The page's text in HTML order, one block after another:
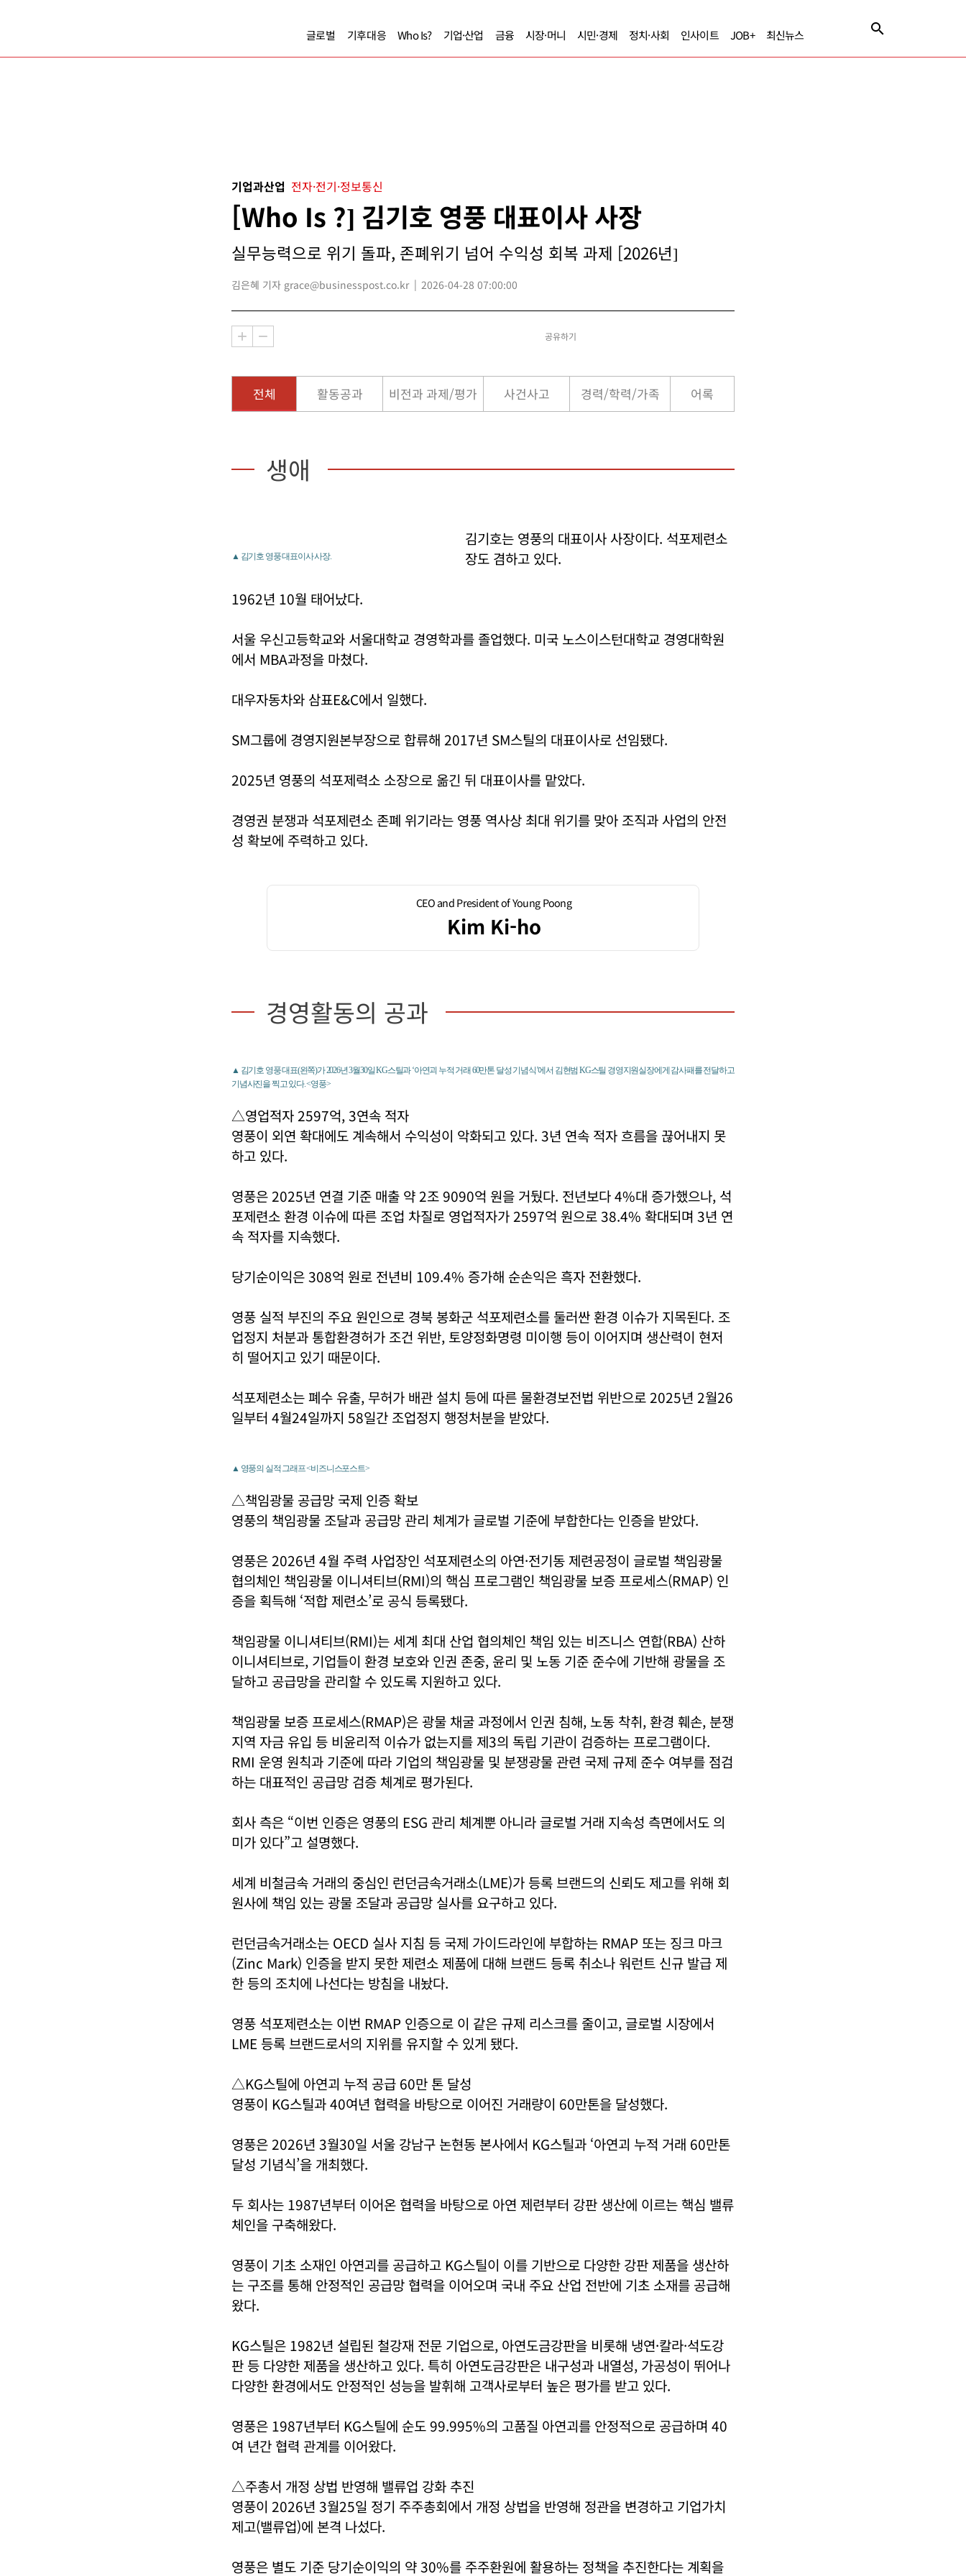
글로벌 기후대응 Who Is? 기업·산업 금융 시장·머니 시민·경제 정치·사회 인사이트 JOB+ 최신뉴스
기업과산업 전자·전기·정보통신
[Who Is ?] 김기호 영풍 대표이사 사장
실무능력으로 위기 돌파, 존폐위기 넘어 수익성 회복 과제 [2026년]
김은혜 기자 grace@businesspost.co.kr 2026-04-28 07:00:00
공유하기
전체 활동공과 비전과 과제/평가 사건사고 경력/학력/가족 어록
생애
▲ 김기호 영풍 대표이사 사장.
김기호는 영풍의 대표이사 사장이다. 석포제련소
장도 겸하고 있다.
1962년 10월 태어났다.
서울 우신고등학교와 서울대학교 경영학과를 졸업했다. 미국 노스이스턴대학교 경영대학원
에서 MBA과정을 마쳤다.
대우자동차와 삼표E&C에서 일했다.
SM그룹에 경영지원본부장으로 합류해 2017년 SM스틸의 대표이사로 선임됐다.
2025년 영풍의 석포제력소 소장으로 옮긴 뒤 대표이사를 맡았다.
경영권 분쟁과 석포제련소 존폐 위기라는 영풍 역사상 최대 위기를 맞아 조직과 사업의 안전
성 확보에 주력하고 있다.
CEO and President of Young Poong
Kim Ki-ho
경영활동의 공과
▲ 김기호 영풍 대표(왼쪽)가 2026년 3월30일 KG스틸과 ‘아연괴 누적 거래 60만톤 달성 기념식’에서 김현범 KG스틸 경영지원실장에게 감사패를 전달하고
기념사진을 찍고 있다. <영풍>
△영업적자 2597억, 3연속 적자
영풍이 외연 확대에도 계속해서 수익성이 악화되고 있다. 3년 연속 적자 흐름을 끊어내지 못
하고 있다.
영풍은 2025년 연결 기준 매출 약 2조 9090억 원을 거뒀다. 전년보다 4%대 증가했으나, 석
포제련소 환경 이슈에 따른 조업 차질로 영업적자가 2597억 원으로 38.4% 확대되며 3년 연
속 적자를 지속했다.
당기순이익은 308억 원로 전년비 109.4% 증가해 순손익은 흑자 전환했다.
영풍 실적 부진의 주요 원인으로 경북 봉화군 석포제련소를 둘러싼 환경 이슈가 지목된다. 조
업정지 처분과 통합환경허가 조건 위반, 토양정화명령 미이행 등이 이어지며 생산력이 현저
히 떨어지고 있기 때문이다.
석포제련소는 폐수 유출, 무허가 배관 설치 등에 따른 물환경보전법 위반으로 2025년 2월26
일부터 4월24일까지 58일간 조업정지 행정처분을 받았다.
▲ 영풍의 실적 그래프 <비즈니스포스트>
△책임광물 공급망 국제 인증 확보
영풍의 책임광물 조달과 공급망 관리 체계가 글로벌 기준에 부합한다는 인증을 받았다.
영풍은 2026년 4월 주력 사업장인 석포제련소의 아연·전기동 제련공정이 글로벌 책임광물
협의체인 책임광물 이니셔티브(RMI)의 핵심 프로그램인 책임광물 보증 프로세스(RMAP) 인
증을 획득해 ‘적합 제련소’로 공식 등록됐다.
책임광물 이니셔티브(RMI)는 세계 최대 산업 협의체인 책임 있는 비즈니스 연합(RBA) 산하
이니셔티브로, 기업들이 환경 보호와 인권 존중, 윤리 및 노동 기준 준수에 기반해 광물을 조
달하고 공급망을 관리할 수 있도록 지원하고 있다.
책임광물 보증 프로세스(RMAP)은 광물 채굴 과정에서 인권 침해, 노동 착취, 환경 훼손, 분쟁
지역 자금 유입 등 비윤리적 이슈가 없는지를 제3의 독립 기관이 검증하는 프로그램이다.
RMI 운영 원칙과 기준에 따라 기업의 책임광물 및 분쟁광물 관련 국제 규제 준수 여부를 점검
하는 대표적인 공급망 검증 체계로 평가된다.
회사 측은 “이번 인증은 영풍의 ESG 관리 체계뿐 아니라 글로벌 거래 지속성 측면에서도 의
미가 있다”고 설명했다.
세계 비철금속 거래의 중심인 런던금속거래소(LME)가 등록 브랜드의 신뢰도 제고를 위해 회
원사에 책임 있는 광물 조달과 공급망 실사를 요구하고 있다.
런던금속거래소는 OECD 실사 지침 등 국제 가이드라인에 부합하는 RMAP 또는 징크 마크
(Zinc Mark) 인증을 받지 못한 제련소 제품에 대해 브랜드 등록 취소나 워런트 신규 발급 제
한 등의 조치에 나선다는 방침을 내놨다.
영풍 석포제련소는 이번 RMAP 인증으로 이 같은 규제 리스크를 줄이고, 글로벌 시장에서
LME 등록 브랜드로서의 지위를 유지할 수 있게 됐다.
△KG스틸에 아연괴 누적 공급 60만 톤 달성
영풍이 KG스틸과 40여년 협력을 바탕으로 이어진 거래량이 60만톤을 달성했다.
영풍은 2026년 3월30일 서울 강남구 논현동 본사에서 KG스틸과 ‘아연괴 누적 거래 60만톤
달성 기념식’을 개최했다.
두 회사는 1987년부터 이어온 협력을 바탕으로 아연 제련부터 강판 생산에 이르는 핵심 밸류
체인을 구축해왔다.
영풍이 기초 소재인 아연괴를 공급하고 KG스틸이 이를 기반으로 다양한 강판 제품을 생산하
는 구조를 통해 안정적인 공급망 협력을 이어오며 국내 주요 산업 전반에 기초 소재를 공급해
왔다.
KG스틸은 1982년 설립된 철강재 전문 기업으로, 아연도금강판을 비롯해 냉연·칼라·석도강
판 등 다양한 제품을 생산하고 있다. 특히 아연도금강판은 내구성과 내열성, 가공성이 뛰어나
다양한 환경에서도 안정적인 성능을 발휘해 고객사로부터 높은 평가를 받고 있다.
영풍은 1987년부터 KG스틸에 순도 99.995%의 고품질 아연괴를 안정적으로 공급하며 40
여 년간 협력 관계를 이어왔다.
△주총서 개정 상법 반영해 밸류업 강화 추진
영풍이 2026년 3월25일 정기 주주총회에서 개정 상법을 반영해 정관을 변경하고 기업가치
제고(밸류업)에 본격 나섰다.
영풍은 별도 기준 당기순이익의 약 30%를 주주환원에 활용하는 정책을 추진한다는 계획을